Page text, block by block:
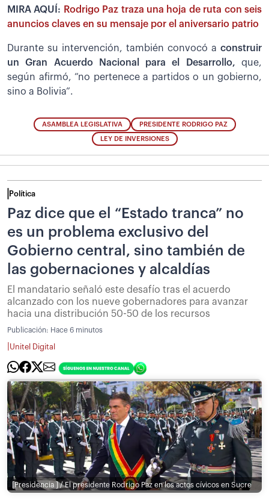
MIRA AQUÍ: Rodrigo Paz traza una hoja de ruta con seis
anuncios claves en su mensaje por el aniversario patrio
Durante su intervención, también convocó a construir
un Gran Acuerdo Nacional para el Desarrollo, que,
según afirmó, “no pertenece a partidos o un gobierno,
sino a Bolivia”.
ASAMBLEA LEGISLATIVA PRESIDENTE RODRIGO PAZ
LEY DE INVERSIONES
Política
Paz dice que el “Estado tranca” no
es un problema exclusivo del
Gobierno central, sino también de
las gobernaciones y alcaldías
El mandatario señaló este desafío tras el acuerdo
alcanzado con los nueve gobernadores para avanzar
hacia una distribución 50-50 de los recursos
Publicación: Hace 6 minutos
Unitel Digital
[Presidencia ] / El presidente Rodrigo Paz en los actos cívicos en Sucre